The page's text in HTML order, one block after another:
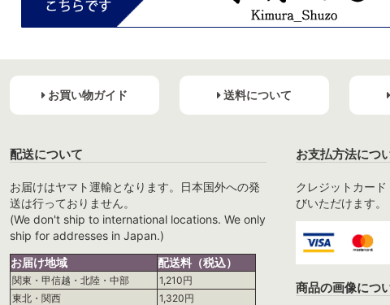
お買い物ガイド 送料について
配送について
お届けはヤマト運輸となります。日本国外への発
送は行っておりません。
(We don't ship to international locations. We only
ship for addresses in Japan.)
お届け地域
配送料（税込）
関東・甲信越・北陸・中部
1,210円
東北・関西
1,320円
お支払方法につ
クレジットカー
びいただけます。
商品の画像につ